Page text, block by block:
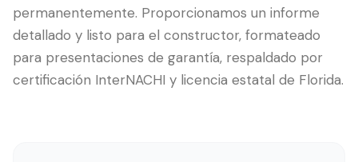
permanentemente. Proporcionamos un informe
detallado y listo para el constructor, formateado
para presentaciones de garantía, respaldado por
certificación InterNACHI y licencia estatal de Florida.